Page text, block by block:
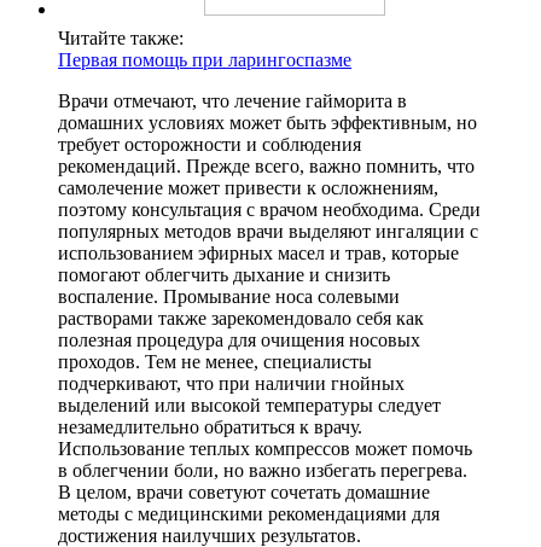
Читайте также:
Первая помощь при ларингоспазме
Врачи отмечают, что лечение гайморита в
домашних условиях может быть эффективным, но
требует осторожности и соблюдения
рекомендаций. Прежде всего, важно помнить, что
самолечение может привести к осложнениям,
поэтому консультация с врачом необходима. Среди
популярных методов врачи выделяют ингаляции с
использованием эфирных масел и трав, которые
помогают облегчить дыхание и снизить
воспаление. Промывание носа солевыми
растворами также зарекомендовало себя как
полезная процедура для очищения носовых
проходов. Тем не менее, специалисты
подчеркивают, что при наличии гнойных
выделений или высокой температуры следует
незамедлительно обратиться к врачу.
Использование теплых компрессов может помочь
в облегчении боли, но важно избегать перегрева.
В целом, врачи советуют сочетать домашние
методы с медицинскими рекомендациями для
достижения наилучших результатов.